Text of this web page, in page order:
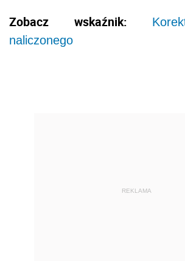
Zobacz wskaźnik:
naliczonego
REKLAMA